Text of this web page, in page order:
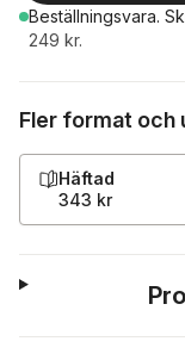
Beställningsvara.
249 kr.
Fler format och
Häftad
343 kr